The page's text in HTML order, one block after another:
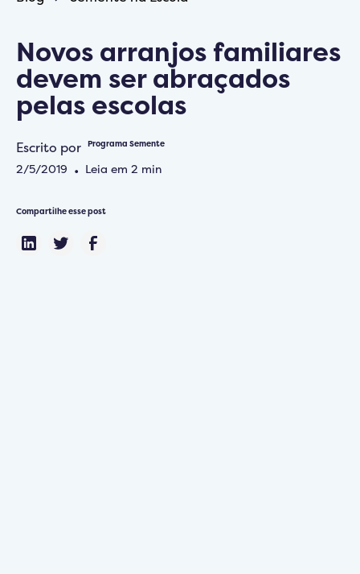
Novos arranjos familiares
devem ser abraçados
pelas escolas
Escrito por Programa Semente
2/5/2019 • Leia em 2 min
Compartilhe esse post